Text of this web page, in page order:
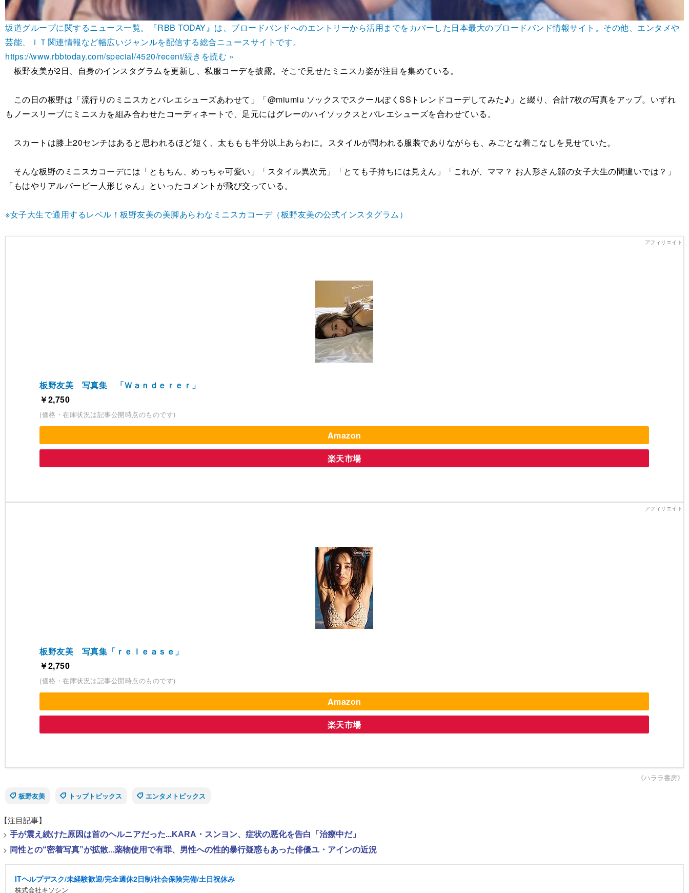
坂道グループに関するニュース一覧。『RBB TODAY』は、ブロードバンドへのエントリーから活用までをカバーした日本最大のブロードバンド情報サイト。その他、エンタメや
芸能、ＩＴ関連情報など幅広いジャンルを配信する総合ニュースサイトです。
https://www.rbbtoday.com/special/4520/recent/続きを読む »
板野友美が2日、自身のインスタグラムを更新し、私服コーデを披露。そこで見せたミニスカ姿が注目を集めている。
この日の板野は「流行りのミニスカとバレエシューズあわせて」「@miumiu ソックスでスクールぽくSSトレンドコーデしてみた♪」と綴り、合計7枚の写真をアップ。いずれ
もノースリーブにミニスカを組み合わせたコーディネートで、足元にはグレーのハイソックスとバレエシューズを合わせている。
スカートは膝上20センチはあると思われるほど短く、太ももも半分以上あらわに。スタイルが問われる服装でありながらも、みごとな着こなしを見せていた。
そんな板野のミニスカコーデには「ともちん、めっちゃ可愛い」「スタイル異次元」「とても子持ちには見えん」「これが、ママ？ お人形さん顔の女子大生の間違いでは？」
「もはやリアルバービー人形じゃん」といったコメントが飛び交っている。
※女子大生で通用するレベル！板野友美の美脚あらわなミニスカコーデ（板野友美の公式インスタグラム）
板野友美 写真集 「Ｗａｎｄｅｒｅｒ」
￥2,750
(価格・在庫状況は記事公開時点のものです)
Amazon
楽天市場
板野友美 写真集「ｒｅｌｅａｓｅ」
￥2,750
(価格・在庫状況は記事公開時点のものです)
Amazon
楽天市場
《ハララ書房》
板野友美
トップトピックス エンタメトピックス
【注目記事】
> 手が震え続けた原因は首のヘルニアだった...KARA・スンヨン、症状の悪化を告白「治療中だ」
> 同性との“密着写真”が拡散...薬物使用で有罪、男性への性的暴行疑惑もあった俳優ユ・アインの近況
ITヘルプデスク/未経験歓迎/完全週休2日制/社会保険完備/土日祝休み
株式会社キソシン